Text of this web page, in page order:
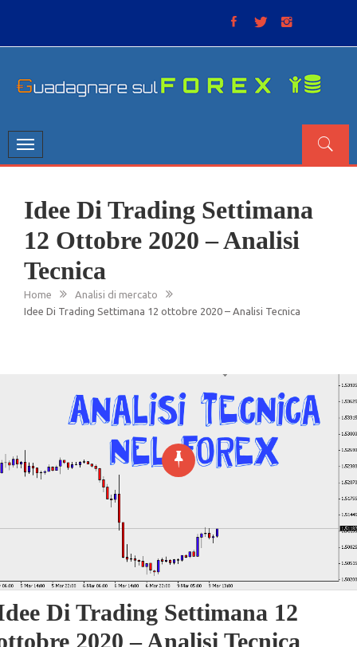
Toggle
navigation
Idee Di Trading Settimana
12 Ottobre 2020 – Analisi
Tecnica
Home
Analisi di mercato
Idee Di Trading Settimana 12 ottobre 2020 – Analisi Tecnica
Di Trading Settimana 12
2020 – Analisi Tecnica